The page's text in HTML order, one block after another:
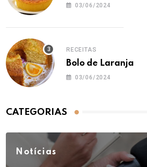
03/06/2024
RECEITAS
Bolo de Laranja
03/06/2024
CATEGORIAS
Notícias